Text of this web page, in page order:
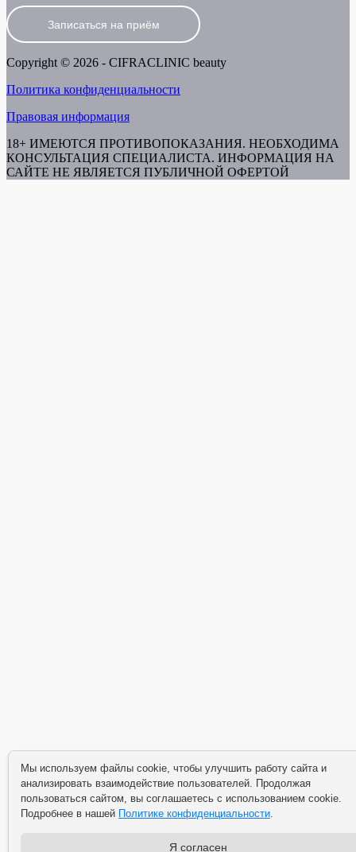
Записаться на приём
Copyright © 2026 - CIFRACLINIC beauty
Политика конфиденциальности
Правовая информация
18+ ИМЕЮТСЯ ПРОТИВОПОКАЗАНИЯ. НЕОБХОДИМА
КОНСУЛЬТАЦИЯ СПЕЦИАЛИСТА. ИНФОРМАЦИЯ НА
САЙТЕ НЕ ЯВЛЯЕТСЯ ПУБЛИЧНОЙ ОФЕРТОЙ
Мы используем файлы cookie, чтобы улучшить работу сайта и
анализировать взаимодействие пользователей. Продолжая
пользоваться сайтом, вы соглашаетесь с использованием cookie.
Подробнее в нашей Политике конфиденциальности.
Я согласен